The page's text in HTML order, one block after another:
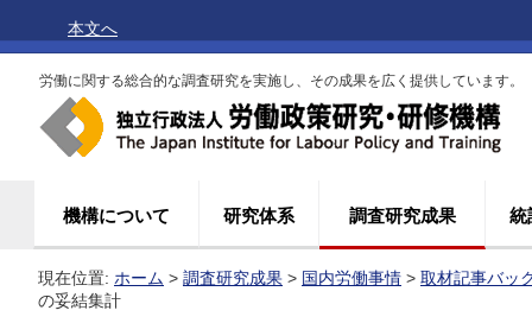
本文へ
労働に関する総合的な調査研究を実施し、その成果を広く提供しています。
機構について 研究体系 調査研究成果 統
現在位置: ホーム > 調査研究成果 > 国内労働事情 > 取材記事バッ
の妥結集計